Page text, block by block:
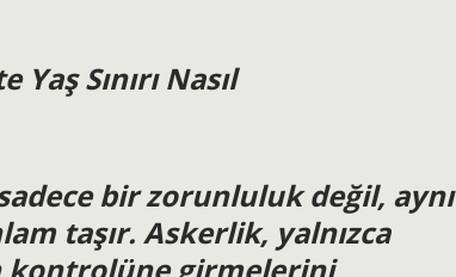
Sınırı Nasıl
bir zorunluluk değil, aynı
taşır. Askerlik, yalnızca